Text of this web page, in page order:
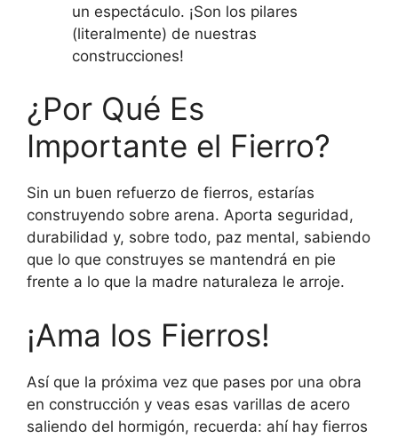
un espectáculo. ¡Son los pilares
(literalmente) de nuestras
construcciones!
¿Por Qué Es
Importante el Fierro?
Sin un buen refuerzo de fierros, estarías
construyendo sobre arena. Aporta seguridad,
durabilidad y, sobre todo, paz mental, sabiendo
que lo que construyes se mantendrá en pie
frente a lo que la madre naturaleza le arroje.
¡Ama los Fierros!
Así que la próxima vez que pases por una obra
en construcción y veas esas varillas de acero
saliendo del hormigón, recuerda: ahí hay fierros